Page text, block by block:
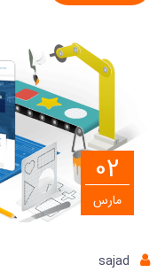
02
مارس
sajad